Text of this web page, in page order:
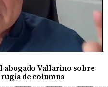
abogado Vallarino sobre
de columna